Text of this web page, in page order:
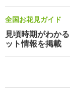
全国お花見ガイド
見頃時期がわか
ット情報を掲載